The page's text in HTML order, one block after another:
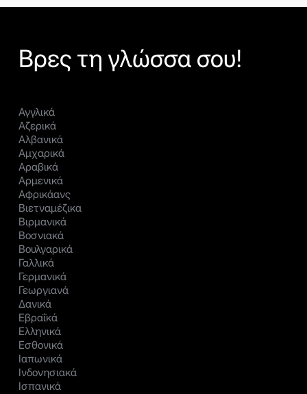
Βρες τη γλώσσα σου!
Αγγλικά
Αζερικά
Αλβανικά
Αμχαρικά
Αραβικά
Αρμενικά
Αφρικάανς
Βιετναμέζικα
Βιρμανικά
Βοσνιακά
Βουλγαρικά
Γαλλικά
Γερμανικά
Γεωργιανά
Δανικά
Εβραΐκά
Ελληνικά
Εσθονικά
Ιαπωνικά
Ινδονησιακά
Ισπανικά